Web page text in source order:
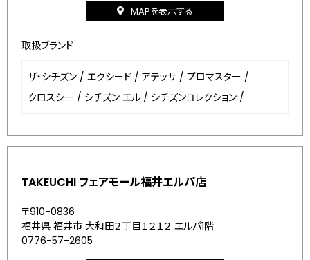
MAPを表示する
取扱ブランド
ザ・シチズン / エクシード / アテッサ / プロマスター /
クロスシー / シチズン エル / シチズンコレクション /
TAKEUCHI フェアモール福井エルパ店
〒910-0836
福井県 福井市 大和田２丁目１２１２ エルパ1階
0776-57-2605